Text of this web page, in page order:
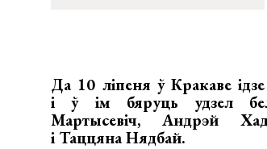
Да 10 ліпеня ў Кракаве
і ў ім бяруць удзел
Мартысевіч, Андрэй
і Таццяна Нядбай.